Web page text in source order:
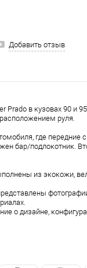
Добавить отзыв
в кузовах 90 и
руля.
где передние
бар/подлокотник.
из экокожи,
о дизайне,